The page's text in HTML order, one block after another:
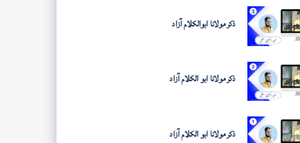
ذکر مولانا ابوالکلام آزاد
ذکر مولانا ابو الکلام آزاد
ذکر مولانا ابو الکلام آزاد